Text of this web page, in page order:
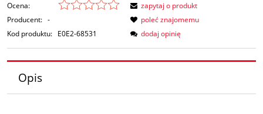
Ocena:
Producent: -
Kod produktu: E0E2-68531
zapytaj o produkt
poleć znajomemu
dodaj opinię
Opis